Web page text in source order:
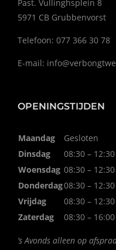
Past. Vullinghsplein 8
5971 CB Grubbenvorst
Telefoon: 077 366 30 78
E-mail:
OPENINGSTIJDEN
Maandag
Gesloten
Dinsdag
08:30 –
Woensdag 08:30 –
Donderdag08:30 –
Vrijdag
08:30 –
Zaterdag
08:30 – 16:00
’s Avonds alleen op